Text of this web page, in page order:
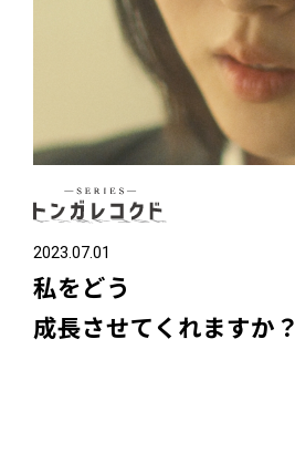
2023.07.01
私をどう
成長させてくれますか？